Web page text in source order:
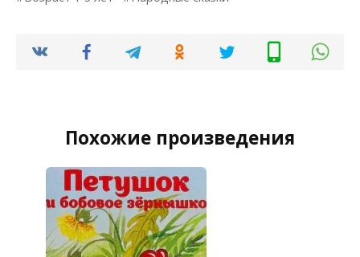
Похожие произведения